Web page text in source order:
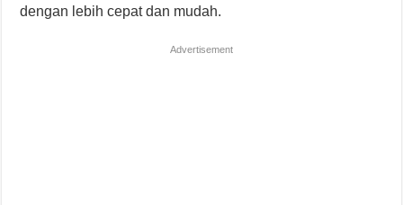
dengan lebih cepat dan mudah.
Advertisement